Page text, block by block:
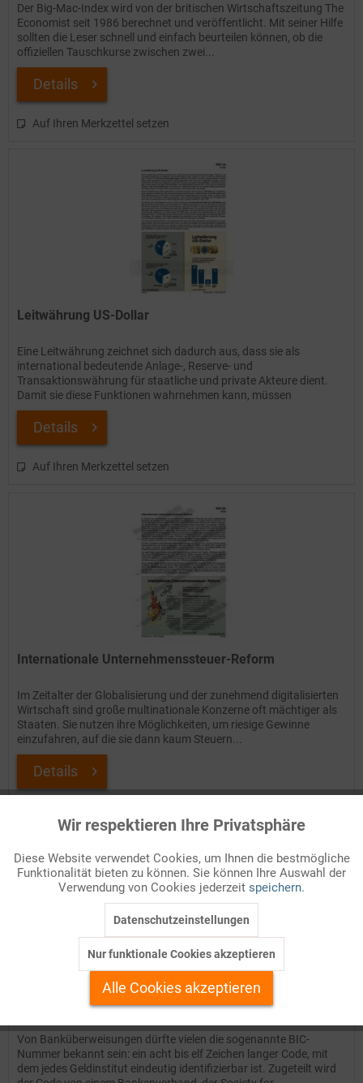
Der Big-Mac-Index wird von der britischen Wirtschaftszeitung The
Economist seit 1986 berechnet und veröffentlicht. Mit seiner Hilfe
sollten die Leser schnell und einfach beurteilen können, ob die
offiziellen Tauschkurse zwischen zwei...
Details
Auf Ihren Merkzettel setzen
Leitwährung US-Dollar
Eine Leitwährung zeichnet sich dadurch aus, dass sie als
international bedeutende Anlage-, Reserve- und
Transaktionswährung für staatliche und private Akteure dient.
Damit sie diese Funktionen wahrnehmen kann, müssen
verschiedene...
Details
Auf Ihren Merkzettel setzen
Internationale Unternehmenssteuer-Reform
Im Zeitalter der Globalisierung und der zunehmend digitalisierten
Wirtschaft sind große multinationale Konzerne oft mächtiger als
Staaten. Sie nutzen ihre Möglichkeiten, um riesige Gewinne
einzufahren, auf die sie dann kaum Steuern...
Details
SWIFT – Netzwerk der Finanzkommunikation
Von Banküberweisungen dürfte vielen die sogenannte BIC-
Nummer bekannt sein: ein acht bis elf Zeichen langer Code, mit
dem jedes Geldinstitut eindeutig identifizierbar ist. Zugeteilt wird
Funktionale Aktiv
Marketing Inaktiv
Personalisierung Inaktiv
Service
Wir respektieren Ihre Privatsphäre
Diese Website verwendet Cookies, um Ihnen die bestmögliche
Funktionalität bieten zu können. Sie können Ihre Auswahl der
Verwendung von Cookies jederzeit speichern.
Datenschutzeinstellungen
Nur funktionale Cookies akzeptieren
Alle Cookies akzeptieren